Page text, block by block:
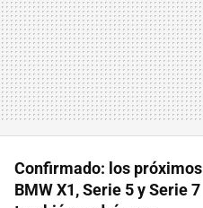
Confirmado: los próximos
BMW X1, Serie 5 y Serie 7